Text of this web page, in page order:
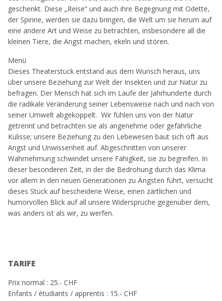
geschenkt. Diese „Reise“ und auch ihre Begegnung mit Odette,
der Spinne, werden sie dazu bringen, die Welt um sie herum auf
eine andere Art und Weise zu betrachten, insbesondere all die
kleinen Tiere, die Angst machen, ekeln und stören.
Menü
Dieses Theaterstück entstand aus dem Wunsch heraus, uns
über unsere Beziehung zur Welt der Insekten und zur Natur zu
befragen. Der Mensch hat sich im Laufe der Jahrhunderte durch
die radikale Veränderung seiner Lebensweise nach und nach von
seiner Umwelt abgekoppelt. Wir fühlen uns von der Natur
getrennt und betrachten sie als angenehme oder gefährliche
Kulisse; unsere Beziehung zu den Lebewesen baut sich oft aus
Angst und Unwissenheit auf. Abgeschnitten von unserer
Wahrnehmung schwindet unsere Fähigkeit, sie zu begreifen. In
dieser besonderen Zeit, in der die Bedrohung durch das Klima
vor allem in den neuen Generationen zu Ängsten führt, versucht
dieses Stück auf bescheidene Weise, einen zärtlichen und
humorvollen Blick auf all unsere Widersprüche gegenüber dem,
was anders ist als wir, zu werfen.
TARIFE
Prix normal : 25.- CHF
Enfants / étudiants / apprentis : 15.- CHF